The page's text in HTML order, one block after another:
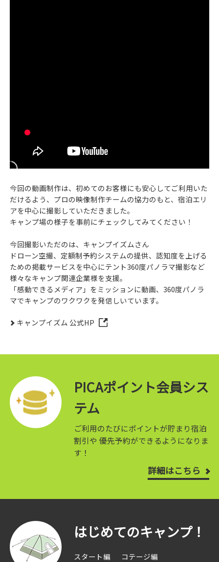
今回の動画制作は、初めてのお客様にも安心してご利用いた
だけるよう、プロの映像制作チームの協力のもと、宿泊エリ
アを中心に撮影していただきました。
キャンプ場の様子を事前にチェックしてみてください！
今回撮影いただのは、キャンプイズムさん
ドローン空撮、定額制予約システムの提供、認知度を上げる
ための掲載サービスを中心にテント360度パノラマ撮影など
様々なキャンプ関連企業様を支援。
「感動できるメディア」をミッションに動画、360度パノラ
マでキャンプのワクワクを発信しいています。
キャンプイズム 公式HP
PICAポイント会員シス
テム
ご利用のたびにポイントが貯まり宿泊
割引や 優先予約ができるようになりま
す！
詳細はこちら
はじめてのキャンプ！
スタート編
コテージ編